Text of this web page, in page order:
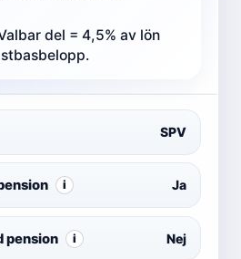
del = 4,5% av lön
SPV
i Ja
pension i Nej